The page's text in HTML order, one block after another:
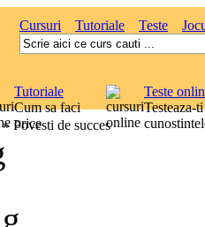
Cursuri Tutoriale Teste
Tutoriale
Cum sa faci
orice
Teste
Testeaza-ti
»Povesti de succes